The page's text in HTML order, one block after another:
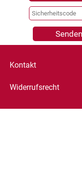
Senden
Kontakt
Widerrufsrecht